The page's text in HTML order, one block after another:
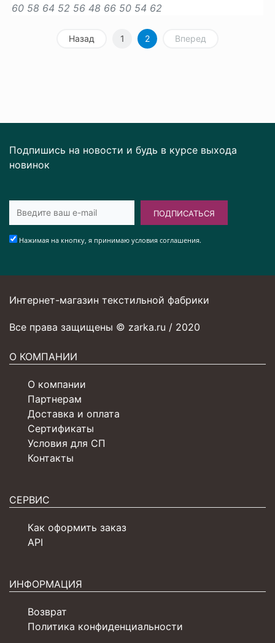
60 58 64 52 56 48 66 50 54 62
Назад 1 2 Вперед
Подпишись на новости и будь в курсе выхода
новинок
ПОДПИСАТЬСЯ
Нажимая на кнопку, я принимаю условия соглашения.
Интернет-магазин текстильной фабрики
Все права защищены © zarka.ru / 2020
О КОМПАНИИ
О компании
Партнерам
Доставка и оплата
Сертификаты
Условия для СП
Контакты
СЕРВИС
Как оформить заказ
API
ИНФОРМАЦИЯ
Возврат
Политика конфиденциальности